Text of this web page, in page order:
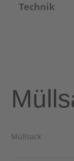
Technik
Müllsack